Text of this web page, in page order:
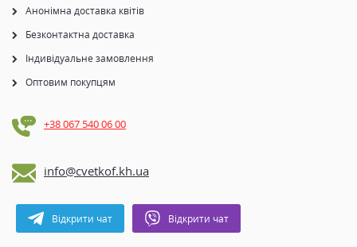
Анонімна доставка квітів
Безконтактна доставка
Індивідуальне замовлення
Оптовим покупцям
+38 067 540 06 00
info@cvetkof.kh.ua
Відкрити чат Відкрити чат